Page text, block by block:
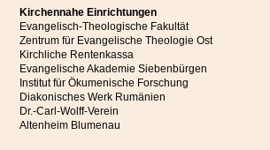
Kirchennahe Einrichtungen
Evangelisch-Theologische Fakultät
Zentrum für Evangelische Theologie Ost
Kirchliche Rentenkassa
Evangelische Akademie Siebenbürgen
Institut für Ökumenische Forschung
Diakonisches Werk Rumänien
Dr.-Carl-Wolff-Verein
Altenheim Blumenau